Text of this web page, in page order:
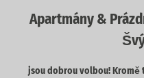
Apartmány &
jsou dobrou volbou!